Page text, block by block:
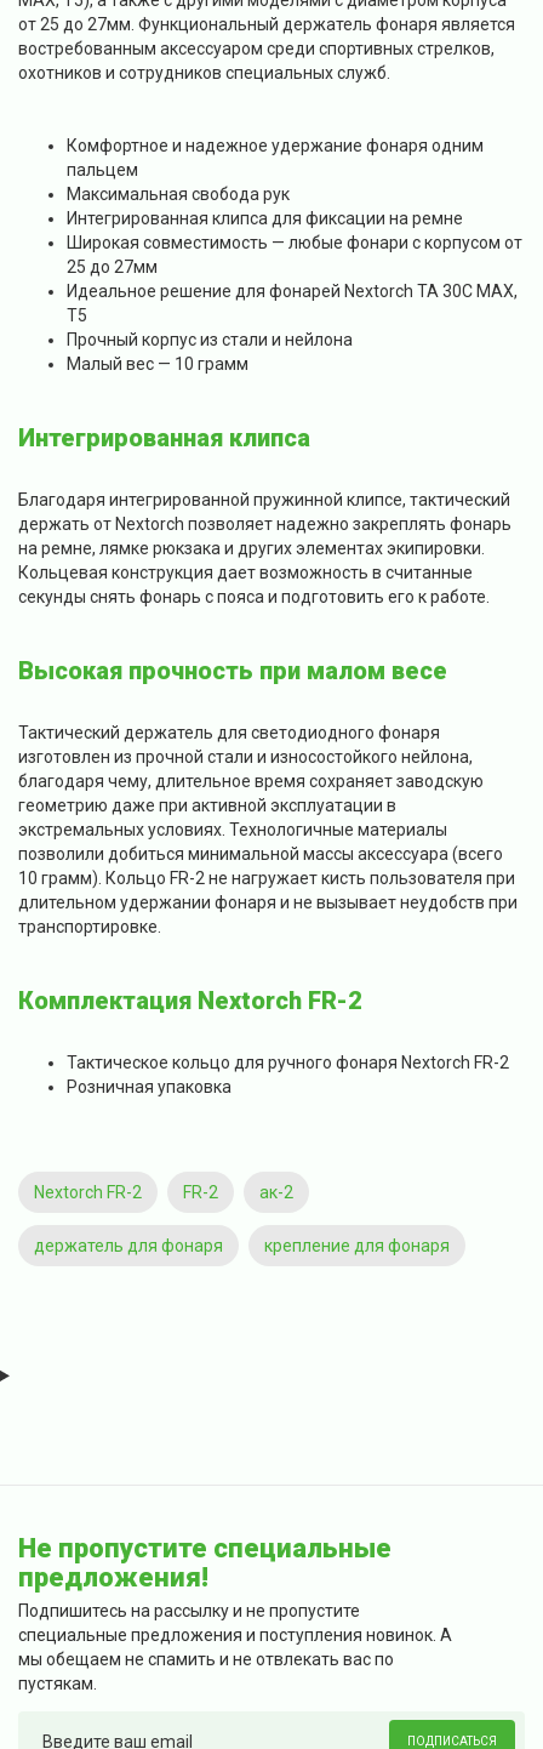
от 25 до 27мм. Функциональный держатель фонаря является
востребованным аксессуаром среди спортивных стрелков,
охотников и сотрудников специальных служб.
Комфортное и надежное удержание фонаря одним
пальцем
Максимальная свобода рук
Интегрированная клипса для фиксации на ремне
Широкая совместимость — любые фонари с корпусом от
25 до 27мм
Идеальное решение для фонарей Nextorch TA 30C MAX,
T5
Прочный корпус из стали и нейлона
Малый вес — 10 грамм
Интегрированная клипса
Благодаря интегрированной пружинной клипсе, тактический
держать от Nextorch позволяет надежно закреплять фонарь
на ремне, лямке рюкзака и других элементах экипировки.
Кольцевая конструкция дает возможность в считанные
секунды снять фонарь с пояса и подготовить его к работе.
Высокая прочность при малом весе
Тактический держатель для светодиодного фонаря
изготовлен из прочной стали и износостойкого нейлона,
благодаря чему, длительное время сохраняет заводскую
геометрию даже при активной эксплуатации в
экстремальных условиях. Технологичные материалы
позволили добиться минимальной массы аксессуара (всего
10 грамм). Кольцо FR-2 не нагружает кисть пользователя при
длительном удержании фонаря и не вызывает неудобств при
транспортировке.
Комплектация Nextorch FR-2
Тактическое кольцо для ручного фонаря Nextorch FR-2
Розничная упаковка
Nextorch FR-2 FR-2 ак-2
держатель для фонаря крепление для фонаря
Не пропустите специальные
предложения!
Подпишитесь на рассылку и не пропустите
специальные предложения и поступления новинок. А
мы обещаем не спамить и не отвлекать вас по
пустякам.
ПОДПИСАТЬСЯ